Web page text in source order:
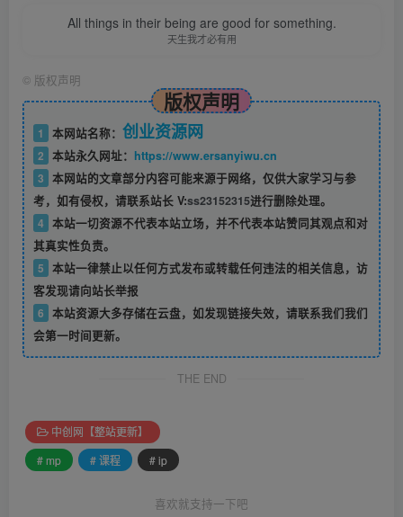
All things in their being are good for something.
天生我才必有用
© 版权声明
版权声明
1 本网站名称： 创业资源网
2 本站永久网址： https://www.ersanyiwu.cn
3 本网站的文章部分内容可能来源于网络，仅供大家学习与参
考，如有侵权，请联系站长 V:ss23152315进行删除处理。
4 本站一切资源不代表本站立场，并不代表本站赞同其观点和对
其真实性负责。
5 本站一律禁止以任何方式发布或转载任何违法的相关信息，访
客发现请向站长举报
6 本站资源大多存储在云盘，如发现链接失效，请联系我们我们
会第一时间更新。
THE END
中创网【整站更新】
# mp
# 课程 # ip
喜欢就支持一下吧